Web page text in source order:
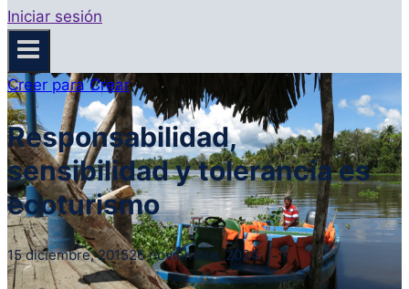
Iniciar sesión
Creer para Crear
Responsabilidad,
sensibilidad y tolerancia es
ecoturismo
15 diciembre, 201526 noviembre, 2024